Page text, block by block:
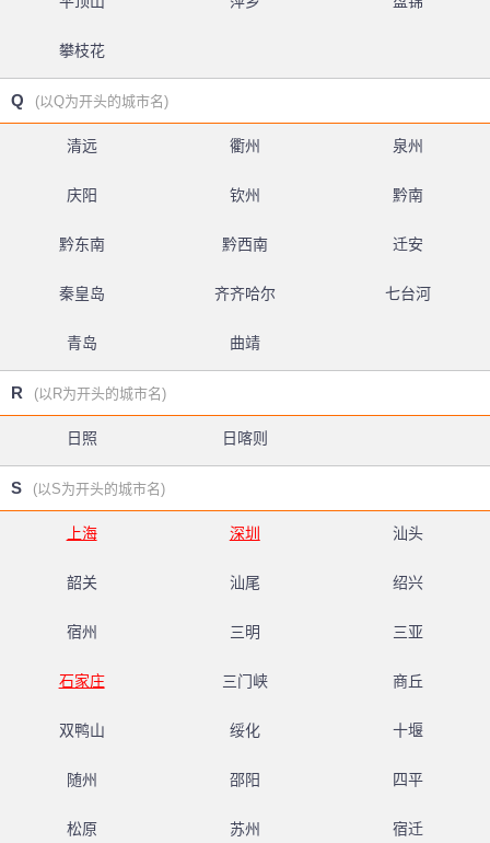
攀枝花
Q (以Q为开头的城市名)
清远 衢州 泉州
庆阳 钦州 黔南
黔东南 黔西南 迁安
秦皇岛 齐齐哈尔 七台河
青岛 曲靖
R (以R为开头的城市名)
日照 日喀则
S (以S为开头的城市名)
上海 深圳 汕头
韶关 汕尾 绍兴
宿州 三明 三亚
石家庄 三门峡 商丘
双鸭山 绥化 十堰
随州 邵阳 四平
松原 苏州 宿迁